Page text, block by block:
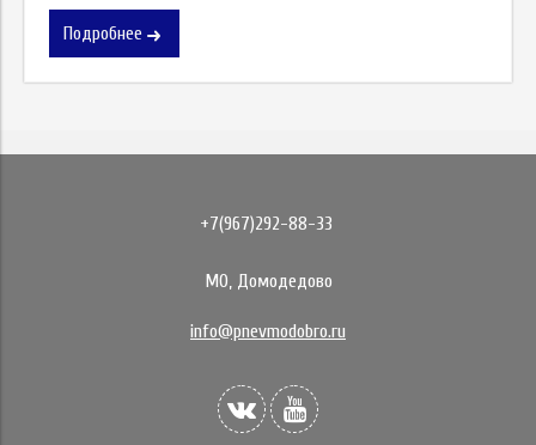
Подробнее
+7(967)292-88-33
МО, Домодедово
info@pnevmodobro.ru